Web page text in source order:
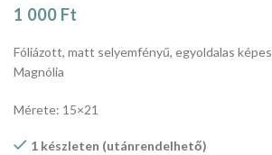
1 000 Ft
Fóliázott, matt selyemfényű, egyoldalas
Magnólia
Mérete: 15×21
1 készleten (utánrendelhető)